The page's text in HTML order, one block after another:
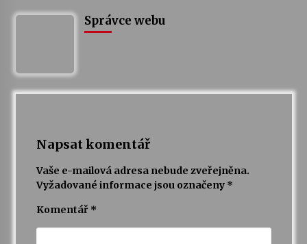
Správce webu
Napsat komentář
Vaše e-mailová adresa nebude zveřejněna.
Vyžadované informace jsou označeny *
Komentář *